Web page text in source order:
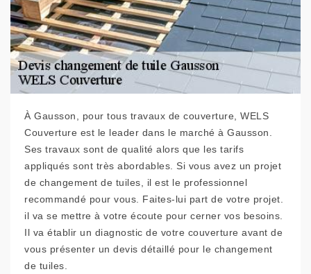
À Gausson, pour tous travaux de couverture, WELS
Couverture est le leader dans le marché à Gausson.
Ses travaux sont de qualité alors que les tarifs
appliqués sont très abordables. Si vous avez un projet
de changement de tuiles, il est le professionnel
recommandé pour vous. Faites-lui part de votre projet.
il va se mettre à votre écoute pour cerner vos besoins.
Il va établir un diagnostic de votre couverture avant de
vous présenter un devis détaillé pour le changement
de tuiles.